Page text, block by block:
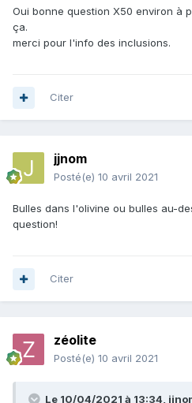
Oui bonne question X50 environ à
ça.
merci pour l'info des inclusions.
Citer
jjnom
Posté(e) 10 avril 2021
Bulles dans l'olivine ou bulles au-
question!
Citer
zéolite
Posté(e) 10 avril 2021
Le 10/04/2021 à 13:34,